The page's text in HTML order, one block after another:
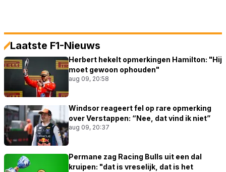
Laatste F1-Nieuws
Herbert hekelt opmerkingen Hamilton: "Hij
moet gewoon ophouden"
aug 09, 20:58
Windsor reageert fel op rare opmerking
over Verstappen: “Nee, dat vind ik niet”
aug 09, 20:37
Permane zag Racing Bulls uit een dal
kruipen: "dat is vreselijk, dat is het